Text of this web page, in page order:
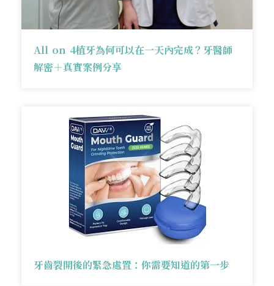
All on 4植牙為何可以在一天內完成？牙醫師
解密＋真實案例分享
牙齒裂開後的緊急處置：你需要知道的第一步